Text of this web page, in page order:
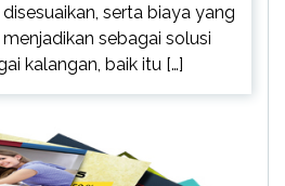
serta biaya yang
sebagai solusi
kalangan, baik itu […]